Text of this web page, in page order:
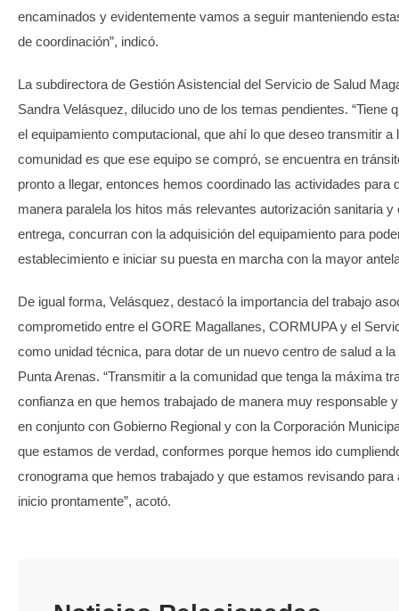
encaminados y evidentemente vamos a seguir manteniendo
de coordinación”, indicó.
La subdirectora de Gestión Asistencial del Servicio de Salud
Sandra Velásquez, dilucido uno de los temas pendientes. “Tiene
el equipamiento computacional, que ahí lo que deseo transmitir a
comunidad es que ese equipo se compró, se encuentra en
pronto a llegar, entonces hemos coordinado las actividades para
manera paralela los hitos más relevantes autorización sanitaria y
entrega, concurran con la adquisición del equipamiento para
establecimiento e iniciar su puesta en marcha con la mayor
De igual forma, Velásquez, destacó la importancia del trabajo
comprometido entre el GORE Magallanes, CORMUPA y el
como unidad técnica, para dotar de un nuevo centro de salud a
Punta Arenas. “Transmitir a la comunidad que tenga la máxima
confianza en que hemos trabajado de manera muy responsable
en conjunto con Gobierno Regional y con la Corporación
que estamos de verdad, conformes porque hemos ido
cronograma que hemos trabajado y que estamos revisando para
inicio prontamente”, acotó.